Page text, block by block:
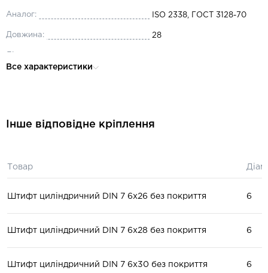
Аналог: ISO 2338, ГОСТ 3128-70
Довжина: 28
Все характеристики
Інше відповідне кріплення
Товар
Штифт циліндричний DIN 7 6x26 без покриття 6
Штифт циліндричний DIN 7 6x28 без покриття 6
Штифт циліндричний DIN 7 6x30 без покриття 6